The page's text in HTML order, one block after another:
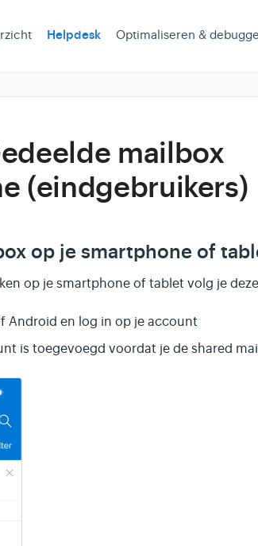
Helpdesk Optimaliseren &
mailbox
(eindgebruikers)
op je smartphone of
op je smartphone of tablet volg je
Android en log in op je account
is toegevoegd voordat je de shared